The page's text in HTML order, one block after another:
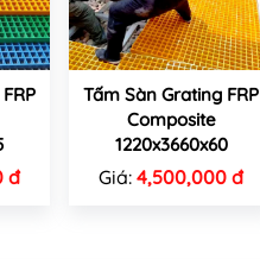
đ
Tấm Sàn Grating FRP
Composite
1220x3660x60
Giá: 4,500,000 đ